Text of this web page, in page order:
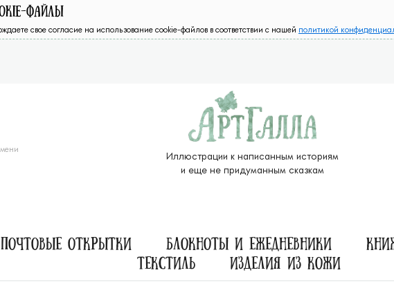
файлы
свое согласие на использование cookie-файлов в соответствии с нашей политикой
Иллюстрации к написанным историям
и еще не придуманным сказкам
Почтовые открытки Блокноты и ежедневники
Текстиль
Изделия из кожи